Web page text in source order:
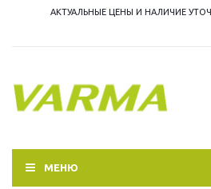
АКТУАЛЬНЫЕ ЦЕНЫ И НАЛИЧИЕ
МЕНЮ